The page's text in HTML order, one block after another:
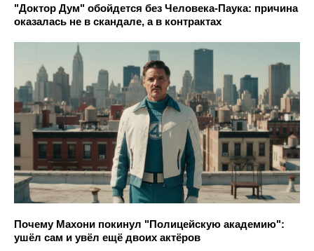
"Доктор Дум" обойдется без Человека-Паука: причина
оказалась не в скандале, а в контрактах
Почему Махони покинул "Полицейскую академию":
ушёл сам и увёл ещё двоих актёров